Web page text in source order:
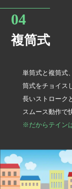
複筒式
単筒式と複筒式
筒式をチョイス
長いストローク
スムース動作で
※だからテイン